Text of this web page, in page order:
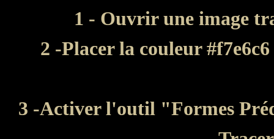
1 - Ouvrir une image
2 -Placer la couleur
3 -Activer l'outil "Formes